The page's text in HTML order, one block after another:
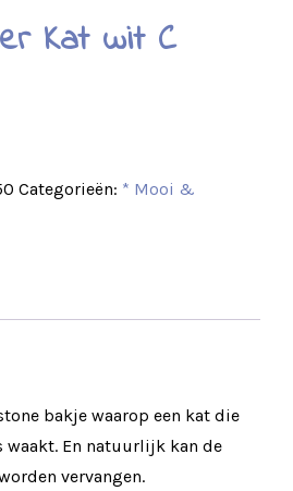
Kat wit C
Categorieën: * Mooi &
bakje waarop een kat die
waakt. En natuurlijk kan de
vervangen.